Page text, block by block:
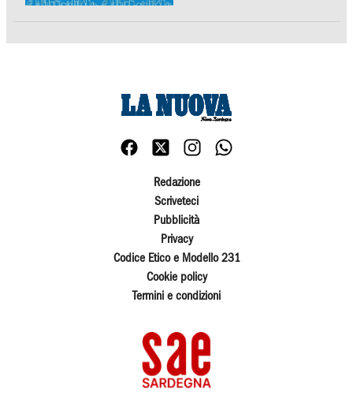
Redazione
Scriveteci
Pubblicità
Privacy
Codice Etico e Modello 231
Cookie policy
Termini e condizioni